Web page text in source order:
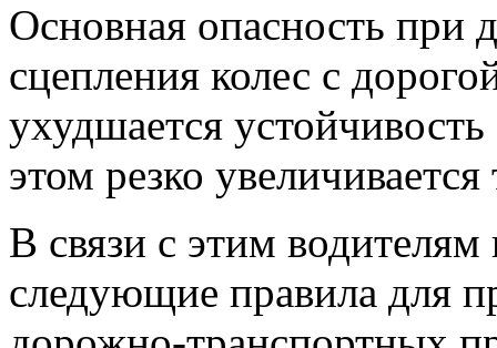
Основная опасность при
сцепления колес с
ухудшается
этом резко
В связи с этим
следующие правила для